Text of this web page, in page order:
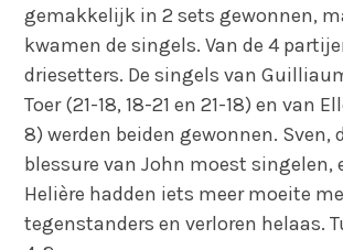
gemakkelijk in 2 sets gewonnen,
kwamen de singels. Van de 4
driesetters. De singels van
Toer (21-18, 18-21 en 21-18) en van
8) werden beiden gewonnen. Sven,
blessure van John moest singelen,
Helière hadden iets meer moeite
tegenstanders en verloren helaas.